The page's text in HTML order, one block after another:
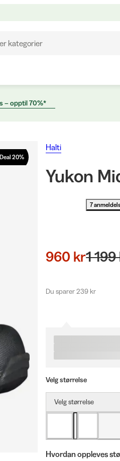
kategorier
– opptil 70%*
Deal 20%
Halti
Yukon
7
960 kr1
Du sparer 239 kr
Velg størrelse
Velg størrelse
Hvordan oppleves